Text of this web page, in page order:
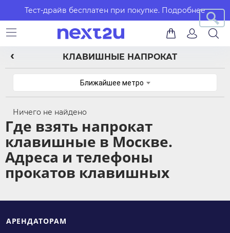
Тест-драйв бесплатен при покупке. Подробнее
КЛАВИШНЫЕ НАПРОКАТ
Ближайшее метро
Ничего не найдено
Где взять напрокат
клавишные в Москве.
Адреса и телефоны
прокатов клавишных
АРЕНДАТОРАМ